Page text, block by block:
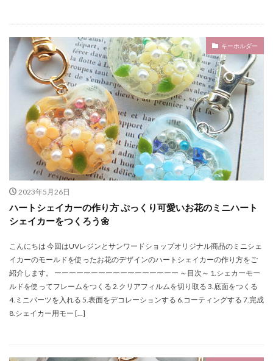
キーホルダー
2023年5月26日
ハートシェイカーの作り方 ぷっくり可愛いお花のミニハート
シェイカーをつくろう🌼
こんにちは 今回はUVレジンとサンワードショップオリジナル商品のミニシェ
イカーのモールドを使ったお花のデザインのハートシェイカーの作り方をご
紹介します。 ーーーーーーーーーーーーーーーーー ～目次～ 1.シェカーモー
ルドを使ってフレームをつくる 2.クリアフィルムを切り取る 3.底面をつくる
4.ミニパーツを入れる 5.表面をデコレーションする 6.コーティングする 7.完成
8.シェイカー用モー […]